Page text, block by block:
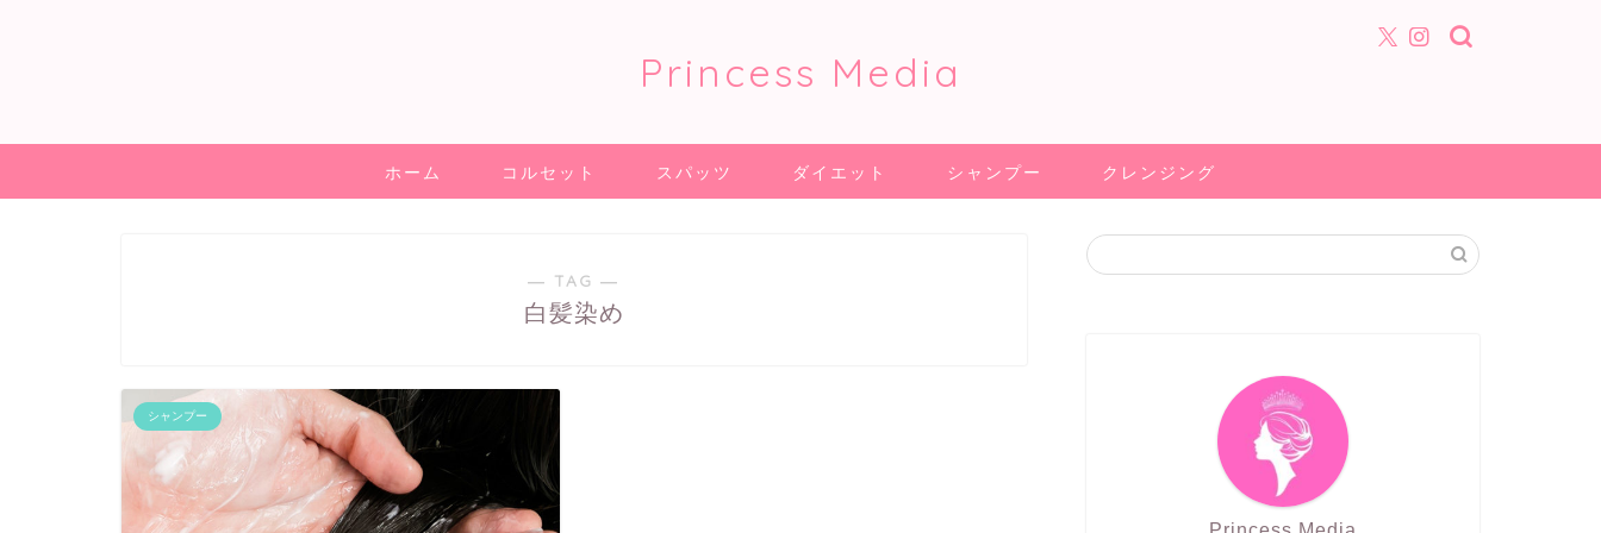
Princess Media
ホーム コルセット スパッツ ダイエット シャンプー クレンジング
― TAG ―
白髪染め
シャンプー